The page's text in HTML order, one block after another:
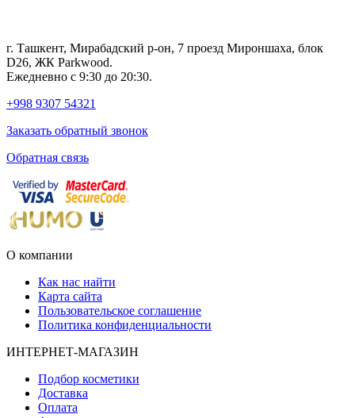
г. Ташкент, Мирабадский р-он, 7 проезд Мироншаха, блок
D26, ЖК Раrkwood.
Ежедневно с 9:30 до 20:30.
+998 9307 54321
Заказать обратный звонок
Обратная связь
О компании
Как нас найти
Карта сайта
Пользовательское соглашение
Политика конфиденциальности
ИНТЕРНЕТ-МАГАЗИН
Подбор косметики
Доставка
Оплата